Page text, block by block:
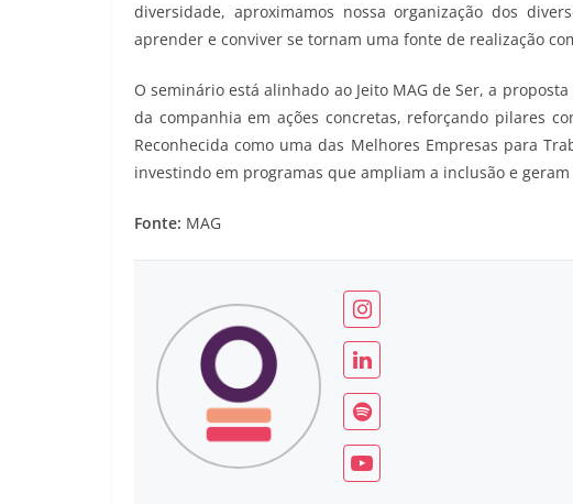
diversidade, aproximamos nossa organização dos
aprender e conviver se tornam uma fonte de realização
O seminário está alinhado ao Jeito MAG de Ser, a
da companhia em ações concretas, reforçando pilares
Reconhecida como uma das Melhores Empresas para
investindo em programas que ampliam a inclusão e
Fonte: MAG